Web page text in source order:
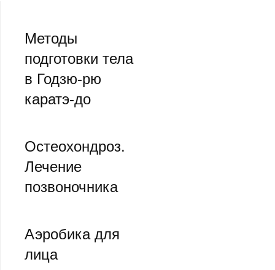
Методы
подготовки тела
в Годзю-рю
каратэ-до
Остеохoндроз.
Лечение
позвоночника
Аэробика для
лица